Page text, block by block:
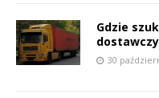
Gdzie
30